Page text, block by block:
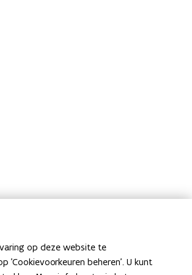
op deze website te
'Cookievoorkeuren beheren'. U kunt